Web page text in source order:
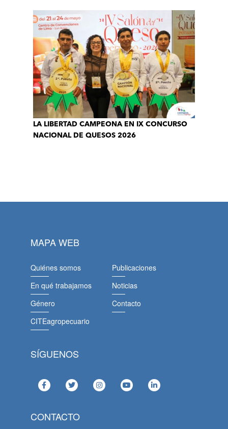
LA LIBERTAD CAMPEONA EN IX CONCURSO
NACIONAL DE QUESOS 2026
MAPA WEB
Quiénes somos
En qué trabajamos
Género
CITEagropecuario
Publicaciones
Noticias
Contacto
SÍGUENOS
CONTACTO